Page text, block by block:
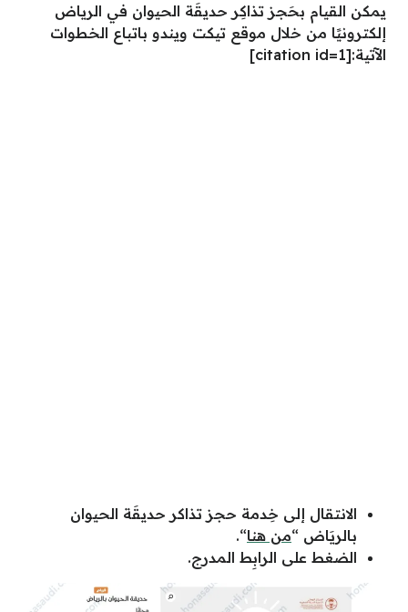
يمكن القيام بحَجز تذاكِر حديقَة الحيوان في الرياض
إلكترونيًا من خلال موقع تيكت ويندو باتباع الخطوات
الآتية:[citation id=1]
الانتقال إلى خِدمة حجز تذاكر حديقَة الحيوان
بالريَاض “من هنا“.
الضغط على الرابِط المدرج.